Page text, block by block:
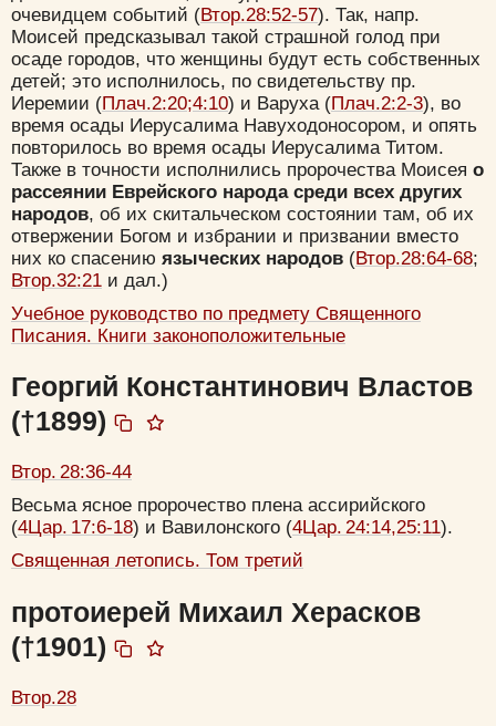
очевидцем событий (Втор.28:52-57). Так, напр.
Моисей предсказывал такой страшной голод при
осаде городов, что женщины будут есть собственных
детей; это исполнилось, по свидетельству пр.
Иеремии (Плач.2:20;4:10) и Варуха (Плач.2:2-3), во
время осады Иерусалима Навуходоносором, и опять
повторилось во время осады Иерусалима Титом.
Также в точности исполнились пророчества Моисея о
рассеянии Еврейского народа среди всех других
народов, об их скитальческом состоянии там, об их
отвержении Богом и избрании и призвании вместо
них ко спасению языческих народов (Втор.28:64-68;
Втор.32:21 и дал.)
Учебное руководство по предмету Священного
Писания. Книги законоположительные
Георгий Константинович Властов
(†1899)
Втор. 28:36-44
Весьма ясное пророчество плена ассирийского
(4Цар. 17:6-18) и Вавилонского (4Цар. 24:14,25:11).
Священная летопись. Том третий
протоиерей Михаил Херасков
(†1901)
Втор.28
Вход
Регистрация